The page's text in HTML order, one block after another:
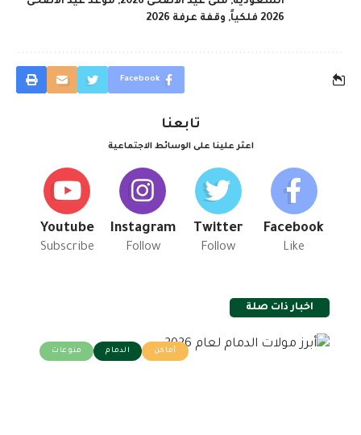
2026 فلكياً
, وقفة عرفة 2026
Facebook
تابعنا
اعثر علينا على الوسائط الاجتماعية
Facebook
Like
Twitter
Follow
Instagram
Follow
Youtube
Subscribe
اخبار ذات صلة
أماكن الدمام منوعات